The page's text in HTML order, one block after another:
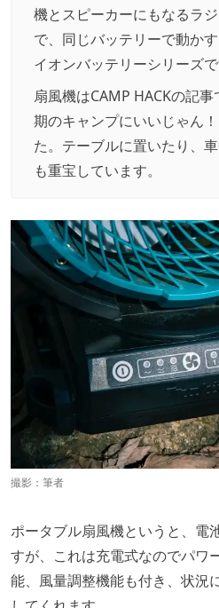
機とスピーカーにもなるラ
で、同じバッテリーで動か
イオンバッテリーシリーズで
扇風機はCAMP HACKの記
期のキャンプにいいじゃん
た。テーブルに置いたり、
も重宝しています。
撮影：筆者
ポータブル扇風機というと、電
すが、これは充電式なのでパワ
能、風量調整機能も付き、状況